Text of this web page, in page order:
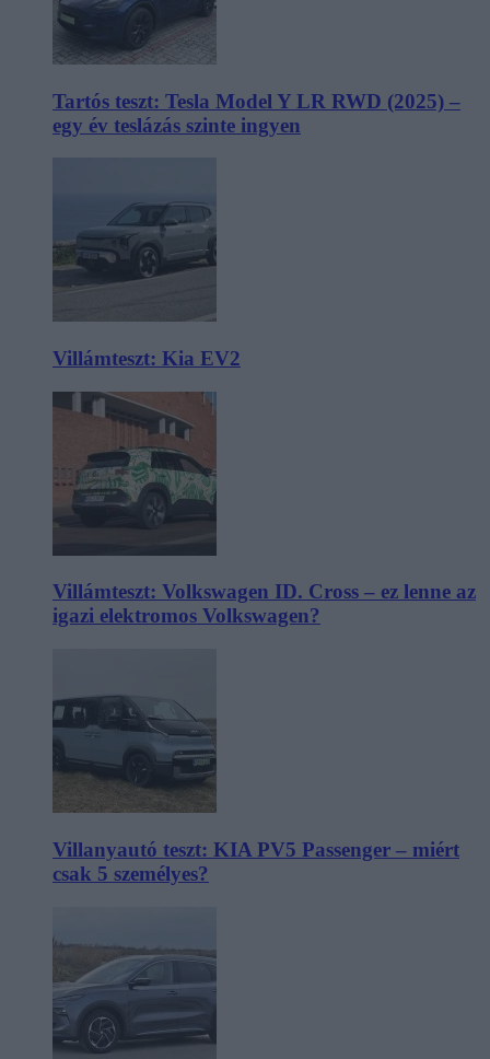
Tartós teszt: Tesla Model Y LR RWD (2025) –
egy év teslázás szinte ingyen
Villámteszt: Kia EV2
Villámteszt: Volkswagen ID. Cross – ez lenne az
igazi elektromos Volkswagen?
Villanyautó teszt: KIA PV5 Passenger – miért
csak 5 személyes?